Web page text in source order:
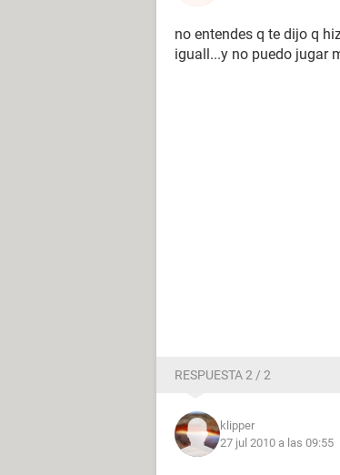
no entendes q te dijo q
iguall...y no puedo jugar
RESPUESTA 2 / 2
klipper
27 jul 2010 a las 09:55